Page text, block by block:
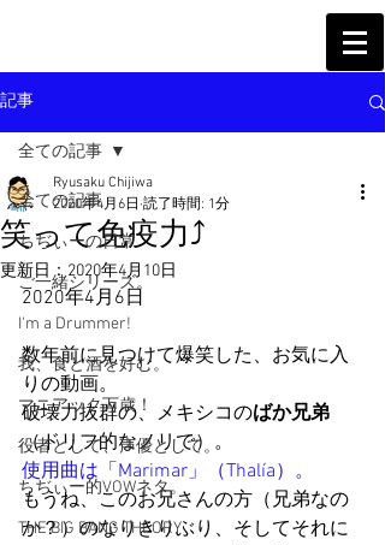
記事
全ての記事
ちぢぃーの日常
ご一緒シリーズ。
I'm a Drummer!
我、食と酒を好む。
マニアック万歳！
役者として、声優として。
ちぢぃー的VOWネタ。
THE BIG BANG THEORY
全ての記事
笑って免疫力⤴
Ryusaku Chijiwa
2020年4月6日 読了時間: 1分
更新日：2020年4月10日
2020年4月6日
数年前に見つけて爆笑した、お気に入
りの動画。
破壊力抜群の、メキシコのばか兄弟
（ドリフ的なノリで）。
使用曲は「Marimar」（Thalía）。
もうね、このお兄さんの方（兄弟なの
か？）のなりきりぶり、そしてそれに